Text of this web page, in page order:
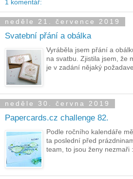
1 komentář:
neděle 21. července 2019
Svatební přání a obálka
Vyráběla jsem přání a
na svatbu. Zjistila jsem, že
je v zadání nějaký
neděle 30. června 2019
Papercards.cz challenge 82.
Podle ročního kalendáře
ta poslední před
team, to jsou ženy nezmaři